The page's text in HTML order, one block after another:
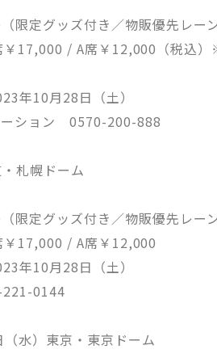
限定グッズ付き／物販優先レー
17,000 / A席￥12,000（税込
年10月28日（土）
ーション 0570-200-888
札幌ドーム
限定グッズ付き／物販優先レー
17,000 / A席￥12,000
年10月28日（土）
0144
水）東京・東京ドーム